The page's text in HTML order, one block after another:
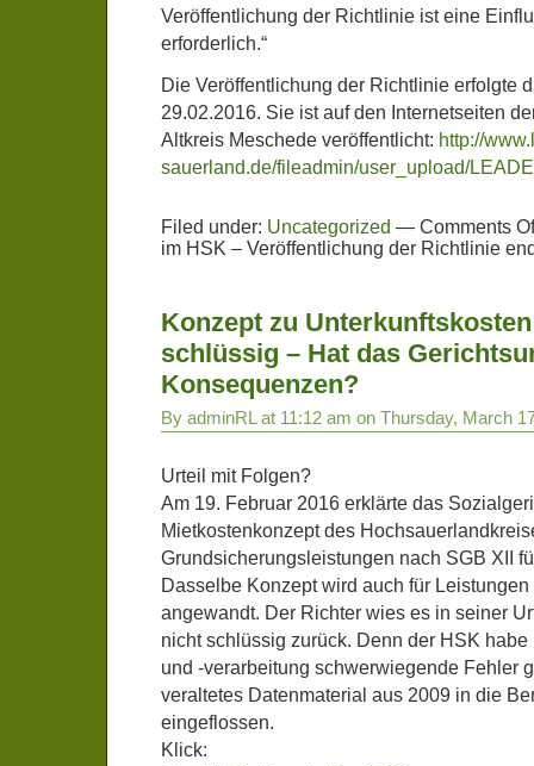
Veröffentlichung der Richtlinie ist eine
erforderlich.“
Die Veröffentlichung der Richtlinie erfolgte
29.02.2016. Sie ist auf den Internetseiten
Altkreis Meschede veröffentlicht: http://
sauerland.de/fileadmin/user_upload/
Filed under: Uncategorized — Comments
im HSK – Veröffentlichung der Richtlinie
Konzept zu
schlüssig – Hat das
Konsequenzen?
By adminRL at 11:12 am on Thursday, March
Urteil mit Folgen?
Am 19. Februar 2016 erklärte das
Mietkostenkonzept des
Grundsicherungsleistungen nach SGB XII
Dasselbe Konzept wird auch für Leistungen
angewandt. Der Richter wies es in seiner
nicht schlüssig zurück. Denn der HSK
und -verarbeitung schwerwiegende Fehler
veraltetes Datenmaterial aus 2009 in die
eingeflossen.
Klick: